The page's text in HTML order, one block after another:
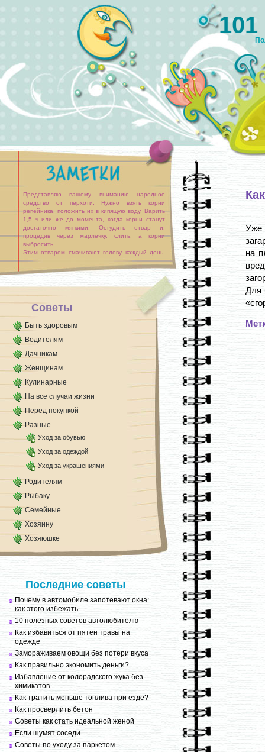
Представляю вашему вниманию народное
средство от перхоти. Нужно взять корни
репейника, положить их в кипящую воду. Варить
1,5 ч или же до момента, когда корни станут
достаточно мягкими. Остудить отвар и,
процедив через марлечку, слить, а корни
выбросить.
Этим отваром смачивают голову каждый день.
Средство не только уничтожает перхоть, но и
делает волосы мягкими, способствует их [...]
Советы
Быть здоровым
Водителям
Дачникам
Женщинам
Кулинарные
На все случаи жизни
Перед покупкой
Разные
Уход за обувью
Уход за одеждой
Уход за украшениями
Родителям
Рыбаку
Семейные
Хозяину
Хозяюшке
Последние советы
Почему в автомобиле запотевают окна:
как этого избежать
10 полезных советов автолюбителю
Как избавиться от пятен травы на
одежде
Замораживаем овощи без потери вкуса
Как правильно экономить деньги?
Избавление от колорадского жука без
химикатов
Как тратить меньше топлива при езде?
Как просверлить бетон
Советы как стать идеальной женой
Если шумят соседи
Советы по уходу за паркетом
Уже
на
Для